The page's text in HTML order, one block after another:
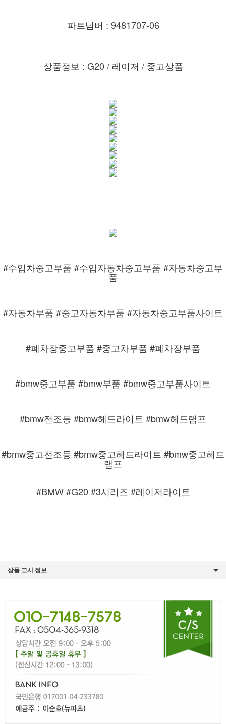
파트넘버 : 9481707-06
상품정보 : G20 / 레이저 / 중고상품
#수입차중고부품 #수입자동차중고부품 #자동차중고부
품
#자동차부품 #중고자동차부품 #자동차중고부품사이트
#폐차장중고부품 #중고차부품 #폐차장부품
#bmw중고부품 #bmw부품 #bmw중고부품사이트
#bmw전조등 #bmw헤드라이트 #bmw헤드램프
#bmw중고전조등 #bmw중고헤드라이트 #bmw중고헤드
램프
#BMW #G20 #3시리즈 #레이저라이트
상품 고시 정보